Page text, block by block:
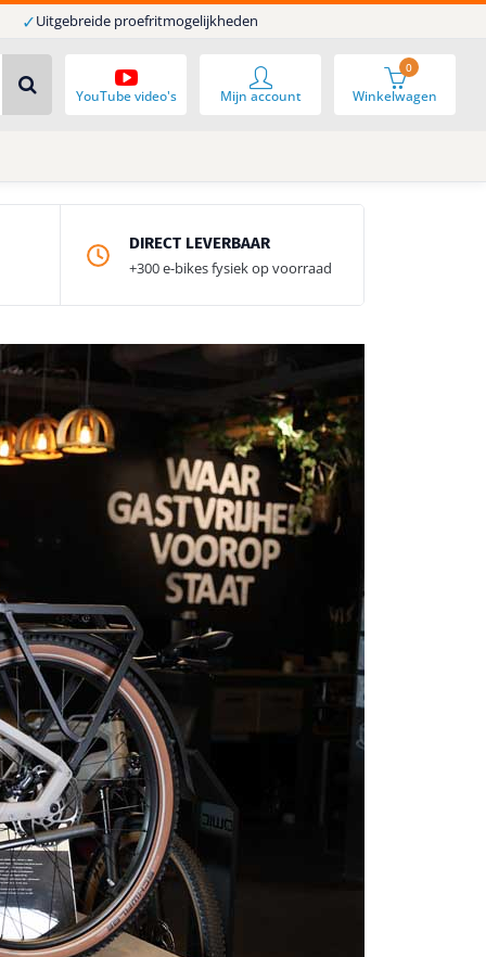
✓Uitgebreide proefritmogelijkheden
YouTube video's Winkelwagen
0
Mijn account
DIRECT LEVERBAAR
+300 e-bikes fysiek op voorraad